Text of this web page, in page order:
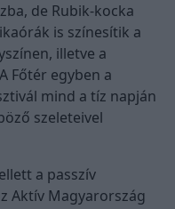
de Rubik-kocka
is színesítik a
illetve a
Főtér egyben a
mind a tíz napján
szeleteivel
a passzív
Aktív Magyarország